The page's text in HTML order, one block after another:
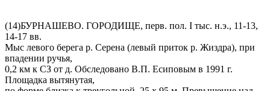
(14)БУРНАШЕВО. ГОРОДИЩЕ, перв. пол. I тыс. н.э., 11-13,
14-17 вв.
Мыс левого берега р. Серена (левый приток р. Жиздра), при
впадении ручья,
0,2 км к СЗ от д. Обследовано В.П. Есиповым в 1991 г.
Площадка вытянутая,